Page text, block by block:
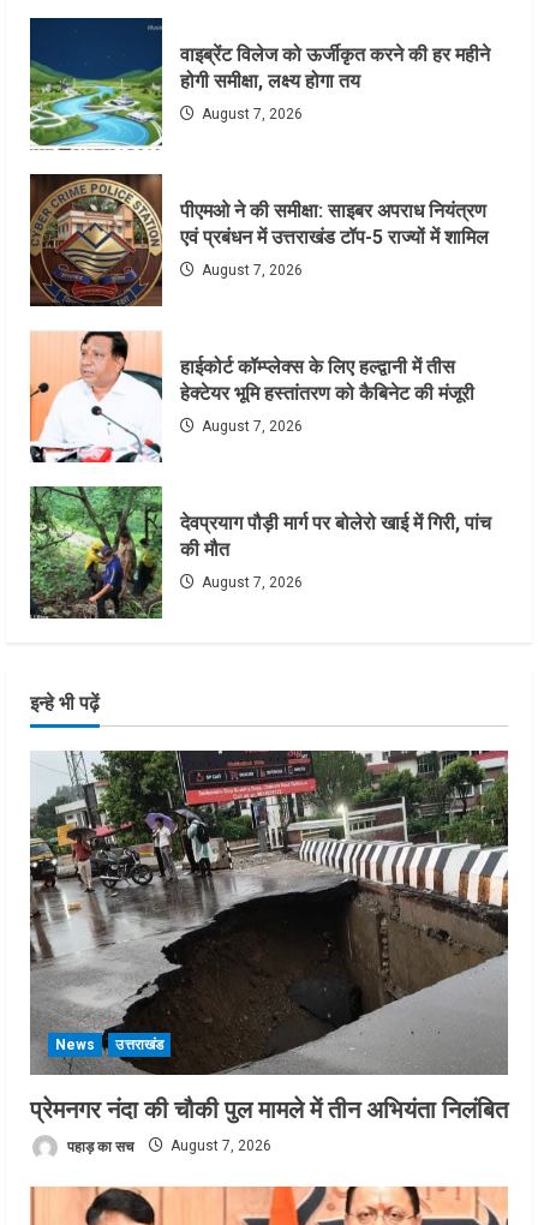
वाइब्रेंट विलेज को ऊर्जीकृत करने की हर महीने
होगी समीक्षा, लक्ष्य होगा तय
August 7, 2026
पीएमओ ने की समीक्षा: साइबर अपराध नियंत्रण
एवं प्रबंधन में उत्तराखंड टॉप-5 राज्यों में शामिल
August 7, 2026
हाईकोर्ट कॉम्प्लेक्स के लिए हल्द्वानी में तीस
हेक्टेयर भूमि हस्तांतरण को कैबिनेट की मंजूरी
August 7, 2026
देवप्रयाग पौड़ी मार्ग पर बोलेरो खाई में गिरी, पांच
की मौत
August 7, 2026
इन्हे भी पढ़ें
News उत्तराखंड
प्रेमनगर नंदा की चौकी पुल मामले में तीन अभियंता निलंबित
पहाड़ का सच August 7, 2026